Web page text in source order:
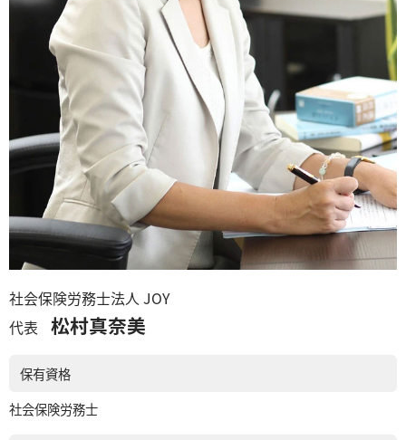
社会保険労務士法人 JOY
代表
松村真奈美
保有資格
社会保険労務士